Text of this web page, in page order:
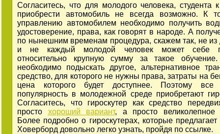
Согласитесь, что для молодого человека, студента
приобрести автомобиль не всегда возможно. К
управлению автомобилем необходимо получить
удостоверение, права, как говорят в народе. А
по нынешним временам процедура, скажем так, не
и не каждый молодой человек может себе
относительно крупную сумму за такое
необходимо подыскать другое, альтернативное
средство, для которого не нужны права, затраты на
цена которого будет доступнее. Поэтому все
популярность в молодежной среде приобретают
Согласитесь, что гироскутер как средство
просто хороший вариант, а просто великолепное
Более подробно о гироскутерах, которые
Ховерборд довольно легко узнать, пройдя по ссылке.